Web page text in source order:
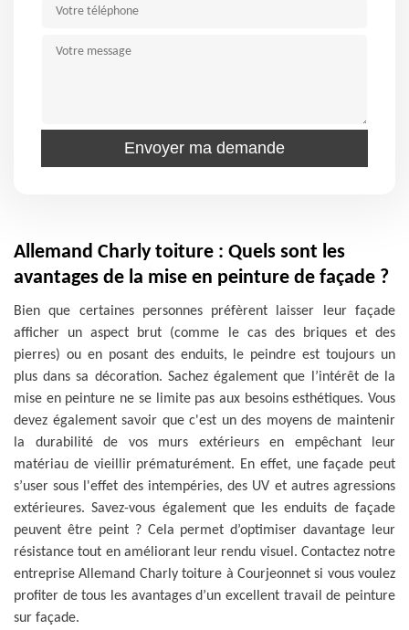
Allemand Charly toiture : Quels sont les
avantages de la mise en peinture de façade ?
Bien que certaines personnes préfèrent laisser leur façade
afficher un aspect brut (comme le cas des briques et des
pierres) ou en posant des enduits, le peindre est toujours un
plus dans sa décoration. Sachez également que l’intérêt de la
mise en peinture ne se limite pas aux besoins esthétiques. Vous
devez également savoir que c'est un des moyens de maintenir
la durabilité de vos murs extérieurs en empêchant leur
matériau de vieillir prématurément. En effet, une façade peut
s’user sous l'effet des intempéries, des UV et autres agressions
extérieures. Savez-vous également que les enduits de façade
peuvent être peint ? Cela permet d’optimiser davantage leur
résistance tout en améliorant leur rendu visuel. Contactez notre
entreprise Allemand Charly toiture à Courjeonnet si vous voulez
profiter de tous les avantages d’un excellent travail de peinture
sur façade.